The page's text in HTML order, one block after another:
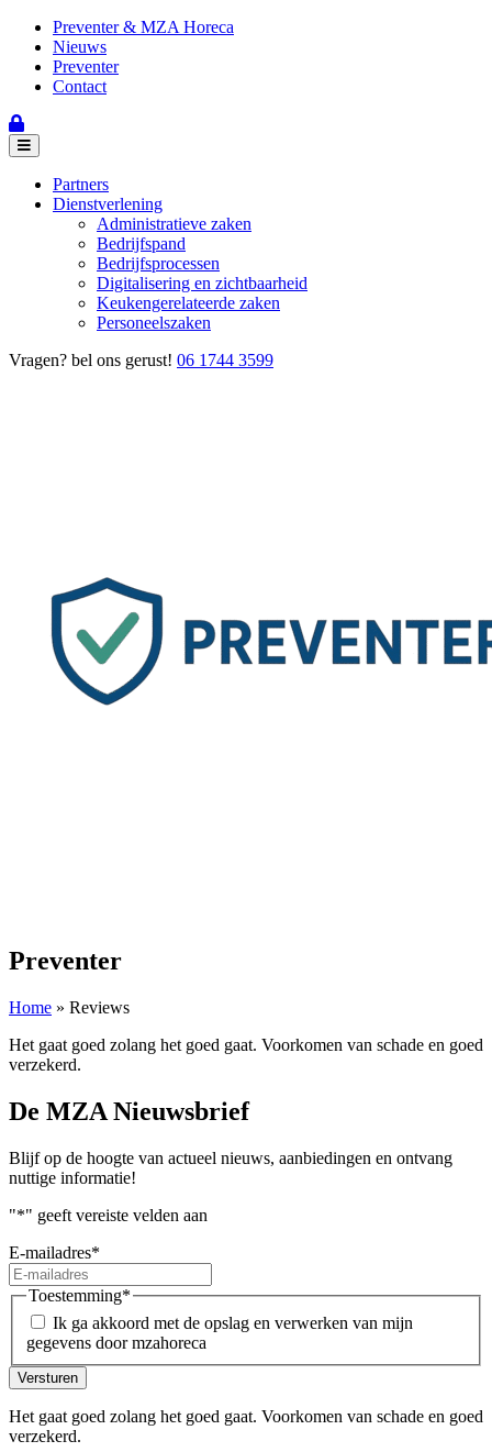
Preventer & MZA Horeca
Nieuws
Preventer
Contact
Partners
Dienstverlening
Administratieve zaken
Bedrijfspand
Bedrijfsprocessen
Digitalisering en zichtbaarheid
Keukengerelateerde zaken
Personeelszaken
Vragen? bel ons gerust! 06 1744 3599
Preventer
Home » Reviews
Het gaat goed zolang het goed gaat. Voorkomen van schade en goed
verzekerd.
De MZA Nieuwsbrief
Blijf op de hoogte van actueel nieuws, aanbiedingen en ontvang
nuttige informatie!
"*" geeft vereiste velden aan
E-mailadres*
Toestemming*
Ik ga akkoord met de opslag en verwerken van mijn
gegevens door mzahoreca
Versturen
Het gaat goed zolang het goed gaat. Voorkomen van schade en goed
verzekerd.